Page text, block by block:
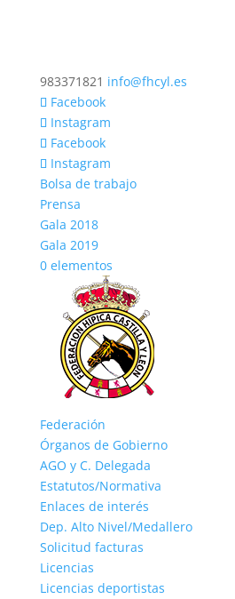
983371821 info@fhcyl.es
Facebook
Instagram
Facebook
Instagram
Bolsa de trabajo
Prensa
Gala 2018
Gala 2019
0 elementos
Federación
Órganos de Gobierno
AGO y C. Delegada
Estatutos/Normativa
Enlaces de interés
Dep. Alto Nivel/Medallero
Solicitud facturas
Licencias
Licencias deportistas